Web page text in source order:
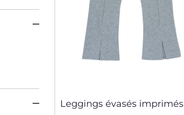
Leggings évasés imprimés